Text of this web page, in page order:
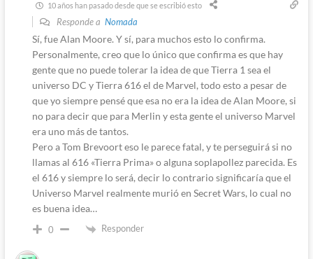
10 años han pasado desde que se escribió esto
Responde a Nomada
Sí, fue Alan Moore. Y sí, para muchos esto lo confirma.
Personalmente, creo que lo único que confirma es que hay
gente que no puede tolerar la idea de que Tierra 1 sea el
universo DC y Tierra 616 el de Marvel, todo esto a pesar de
que yo siempre pensé que esa no era la idea de Alan Moore, si
no para decir que para Merlin y esta gente el universo Marvel
era uno más de tantos.
Pero a Tom Brevoort eso le parece fatal, y te perseguirá si no
llamas al 616 «Tierra Prima» o alguna soplapollez parecida. Es
el 616 y siempre lo será, decir lo contrario significaría que el
Universo Marvel realmente murió en Secret Wars, lo cual no
es buena idea…
0 Responder